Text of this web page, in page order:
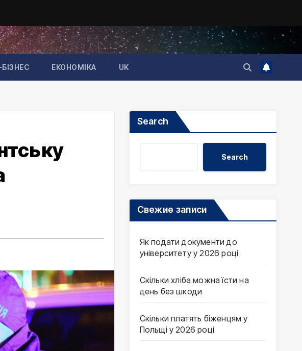
ЕКОНОМІКА UK
Search
Search
Свежие записи
Як подати документи до
університету у 2026 році
Скільки хліба можна їсти на
день без шкоди
Скільки платять біженцям у
Польщі у 2026 році